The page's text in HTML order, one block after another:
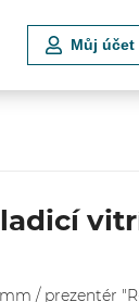
Můj účet
/ prezentér